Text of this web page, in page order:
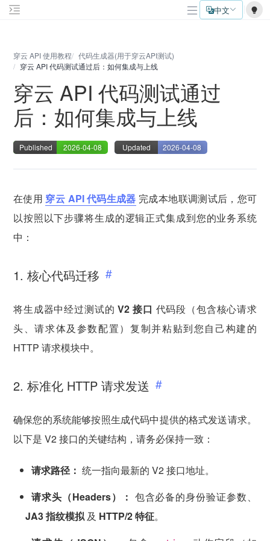
中文
穿云 API 使用教程
代码生成器(用于穿云API测试)
穿云 API 代码测试通过后：如何集成与上线
穿云 API 代码测试通过
后：如何集成与上线
Published 2026-04-08 Updated 2026-04-08
在使用穿云 API 代码生成器 完成本地联调测试后，您可
以按照以下步骤将生成的逻辑正式集成到您的业务系统
中：
1. 核心代码迁移
将生成器中经过测试的V2 接口 代码段（包含核心请求
头、请求体及参数配置）复制并粘贴到您自己构建的
HTTP 请求模块中。
2. 标准化 HTTP 请求发送
确保您的系统能够按照生成代码中提供的格式发送请求。
以下是 V2 接口的关键结构，请务必保持一致：
请求路径： 统一指向最新的 V2 接口地址。
请求头（Headers）： 包含必备的身份验证参数、
JA3 指纹模拟及 HTTP/2 特征。